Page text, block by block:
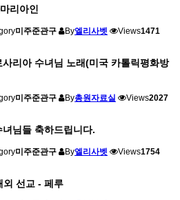
리아인
미주준관구 By엘리사벳 Views1471
리아 수녀님 노래(미국 카톨릭평화방
미주준관구 By총원자료실 Views2027
님들 축하드립니다.
미주준관구 By엘리사벳 Views1754
외 선교 - 페루